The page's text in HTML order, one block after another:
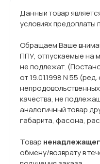
Данный товар
условиях предоплаты
Обращаем Ваше
ППУ, отпускаемые на
не подлежат.
от 19.01.1998 N 55
качества, не
аналогичный товар
габарита, фасона,
Товар
обмену/возврату в